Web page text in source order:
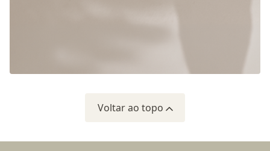
Voltar ao topo